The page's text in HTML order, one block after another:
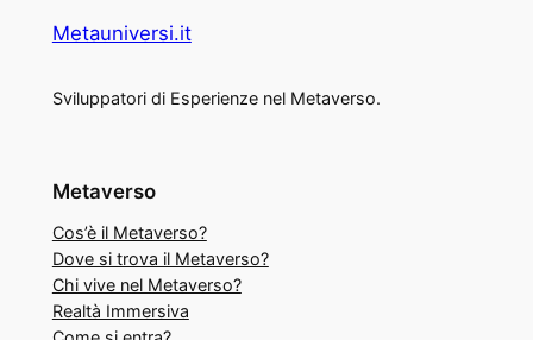
Metauniversi.it
Sviluppatori di Esperienze nel Metaverso.
Metaverso
Cos’è il Metaverso?
Dove si trova il Metaverso?
Chi vive nel Metaverso?
Realtà Immersiva